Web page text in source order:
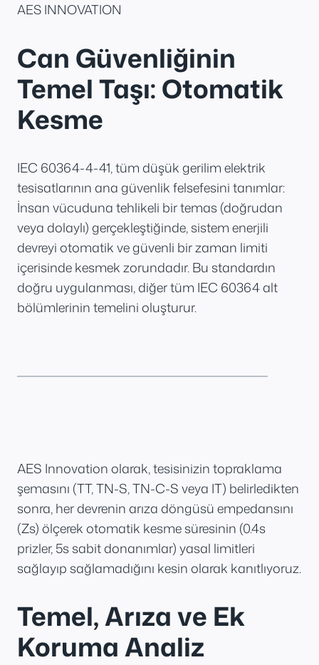
AES INNOVATION
Can Güvenliğinin
Temel Taşı: Otomatik
Kesme
IEC 60364-4-41, tüm düşük gerilim elektrik
tesisatlarının ana güvenlik felsefesini tanımlar:
İnsan vücuduna tehlikeli bir temas (doğrudan
veya dolaylı) gerçekleştiğinde, sistem enerjili
devreyi otomatik ve güvenli bir zaman limiti
içerisinde kesmek zorundadır. Bu standardın
doğru uygulanması, diğer tüm IEC 60364 alt
bölümlerinin temelini oluşturur.
AES Innovation olarak, tesisinizin topraklama
şemasını (TT, TN-S, TN-C-S veya IT) belirledikten
sonra, her devrenin arıza döngüsü empedansını
(Zs) ölçerek otomatik kesme süresinin (0.4s
prizler, 5s sabit donanımlar) yasal limitleri
sağlayıp sağlamadığını kesin olarak kanıtlıyoruz.
Temel, Arıza ve Ek
Koruma Analiz